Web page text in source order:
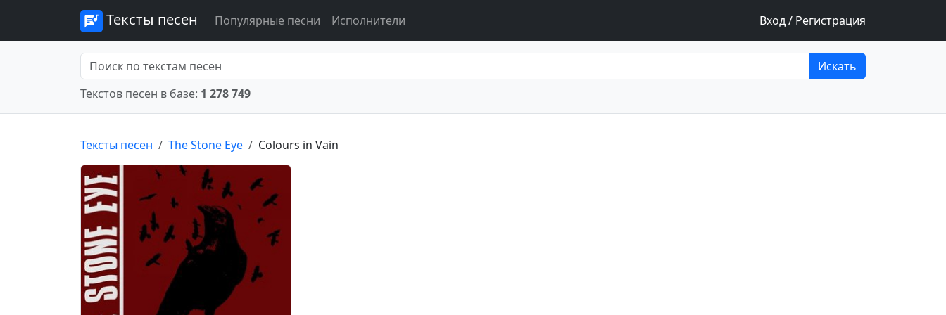
Тексты песен Популярные песни Исполнители Вход / Регистрация
Искать
Текстов песен в базе: 1 278 749
Тексты песен The Stone Eye Colours in Vain